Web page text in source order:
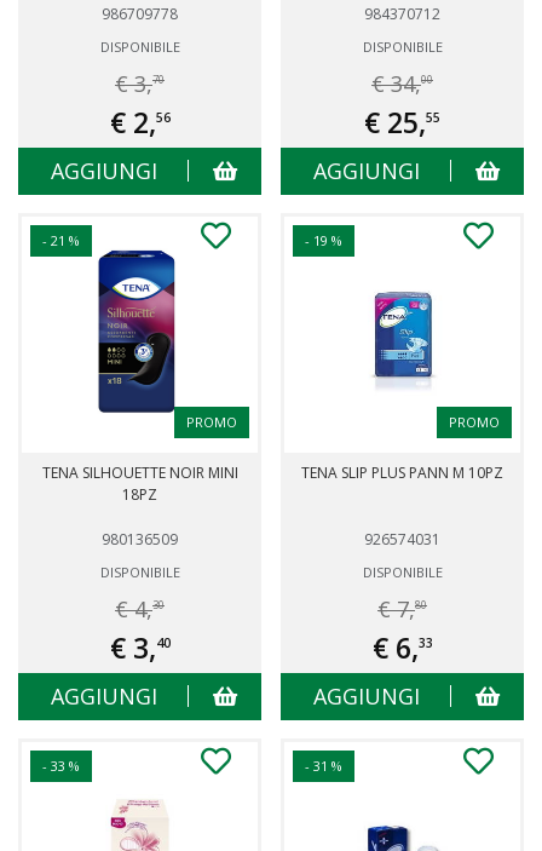
986709778
DISPONIBILE
€ 3,70
€ 2,56
AGGIUNGI
984370712
DISPONIBILE
€ 34,00
€ 25,55
AGGIUNGI
- 21 %
PROMO
TENA SILHOUETTE NOIR MINI
18PZ
980136509
DISPONIBILE
€ 4,30
€ 3,40
AGGIUNGI
- 19 %
PROMO
TENA SLIP PLUS PANN M 10PZ
926574031
DISPONIBILE
€ 7,80
€ 6,33
AGGIUNGI
- 33 % - 31 %